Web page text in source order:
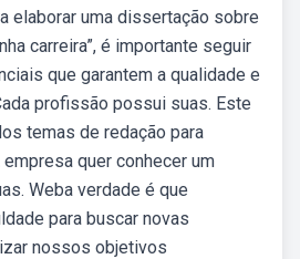
elaborar uma dissertação sobre
carreira”, é importante seguir
que garantem a qualidade e
profissão possui suas. Este
temas de redação para
quer conhecer um
Weba verdade é que
para buscar novas
nossos objetivos